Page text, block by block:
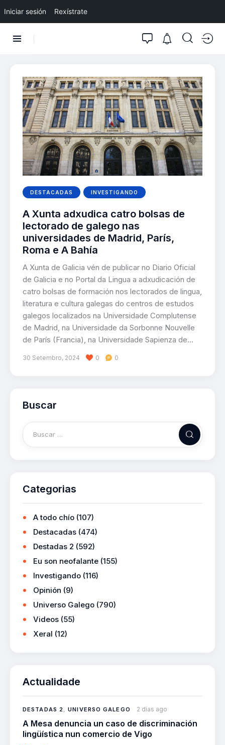
Iniciar sesión Rexístrate
DESTACADAS INVESTIGANDO
A Xunta adxudica catro bolsas de
lectorado de galego nas
universidades de Madrid, París,
Roma e A Bahía
A Xunta de Galicia vén de publicar no Diario Oficial
de Galicia e no Portal da Lingua a adxudicación de
catro bolsas de formación nos lectorados de lingua,
literatura e cultura galegas do centros de estudos
galegos localizados na Universidade Complutense
de Madrid, na Universidade da Sorbonne Nouvelle
de París (Francia), na Universidade Sapienza de…
30 Setembro, 2024 0 0
Buscar
Categorias
A todo chío (107)
Destacadas (474)
Destadas 2 (592)
Eu son neofalante (155)
Investigando (116)
Opinión (9)
Universo Galego (790)
Videos (55)
Xeral (12)
Actualidade
DESTADAS 2,UNIVERSO GALEGO 2 días ago
A Mesa denuncia un caso de discriminación
lingüística nun comercio de Vigo